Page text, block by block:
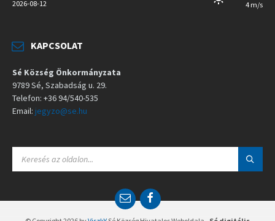
2026-08-12 4 m/s
KAPCSOLAT
Sé Község Önkormányzata
9789 Sé, Szabadság u. 29.
Telefon: +36 94/540-535
Email: jegyzo@se.hu
A
E
m
a
F
a
c